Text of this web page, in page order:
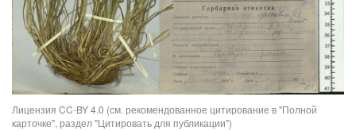
Лицензия CC-BY 4.0 (см. рекомендованное цитирование в "Полной
карточке", раздел "Цитировать для публикации")